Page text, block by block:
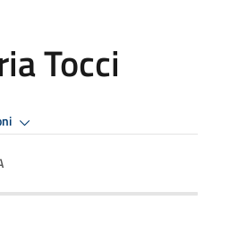
Tocci